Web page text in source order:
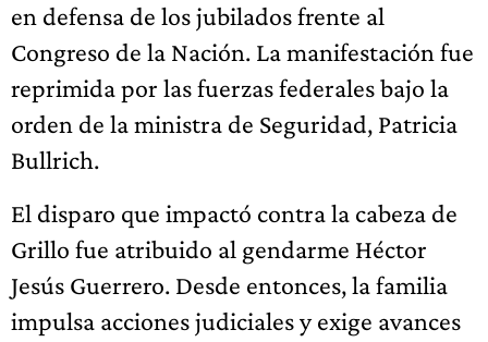
en defensa de los jubilados frente al
Congreso de la Nación. La manifestación fue
reprimida por las fuerzas federales bajo la
orden de la ministra de Seguridad, Patricia
Bullrich.
El disparo que impactó contra la cabeza de
Grillo fue atribuido al gendarme Héctor
Jesús Guerrero. Desde entonces, la familia
impulsa acciones judiciales y exige avances